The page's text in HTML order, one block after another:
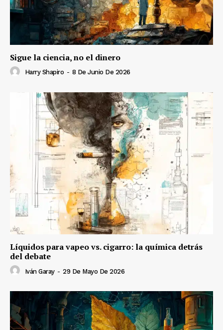
Sigue la ciencia, no el dinero
Harry Shapiro - 8 De Junio De 2026
Líquidos para vapeo vs. cigarro: la química detrás
del debate
Iván Garay - 29 De Mayo De 2026